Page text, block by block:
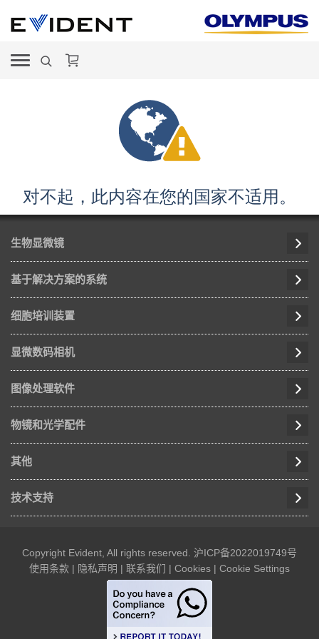
对不起，此内容在您的国家不适用。
生物显微镜
基于解决方案的系统
细胞培训装置
显微数码相机
图像处理软件
物镜和光学配件
其他
技术支持
Copyright Evident, All rights reserved. 沪ICP备2022019749号
使用条款 | 隐私声明 | 联系我们 | Cookies | Cookie Settings